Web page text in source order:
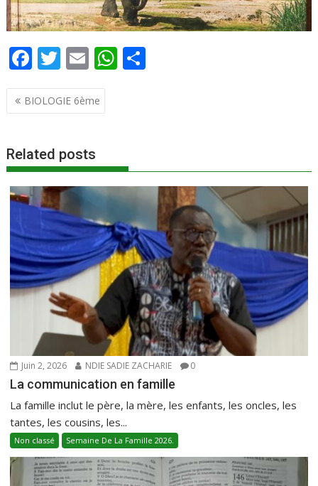
F
ac
e
o
o
k
T
w
itt
E
m
ai
W
p
p
Navigation
de
BIOLOGIE 6ème
Related posts
Juin 2, 2026 NDIE SADIE ZACHARIE 0
La communication en famille
La famille inclut le père, la mère, les enfants, les oncles, les
tantes, les cousins, les...
Non classé Semaine De La Famille 2026.